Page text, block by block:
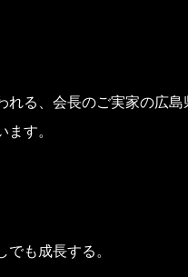
れる、会長のご実家の広
す。
でも成長する。